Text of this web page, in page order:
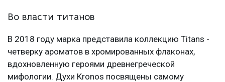
Во власти титанов
В 2018 году марка представила коллекцию Titans -
четверку ароматов в хромированных флаконах,
вдохновленную героями древнегреческой
мифологии. Духи Kronos посвящены самому